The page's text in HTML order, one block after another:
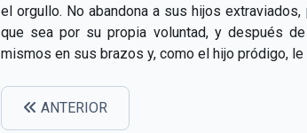
el orgullo. No abandona a sus hijos
que sea por su propia voluntad, y después
mismos en sus brazos y, como el hijo pródigo, le
ANTERIOR